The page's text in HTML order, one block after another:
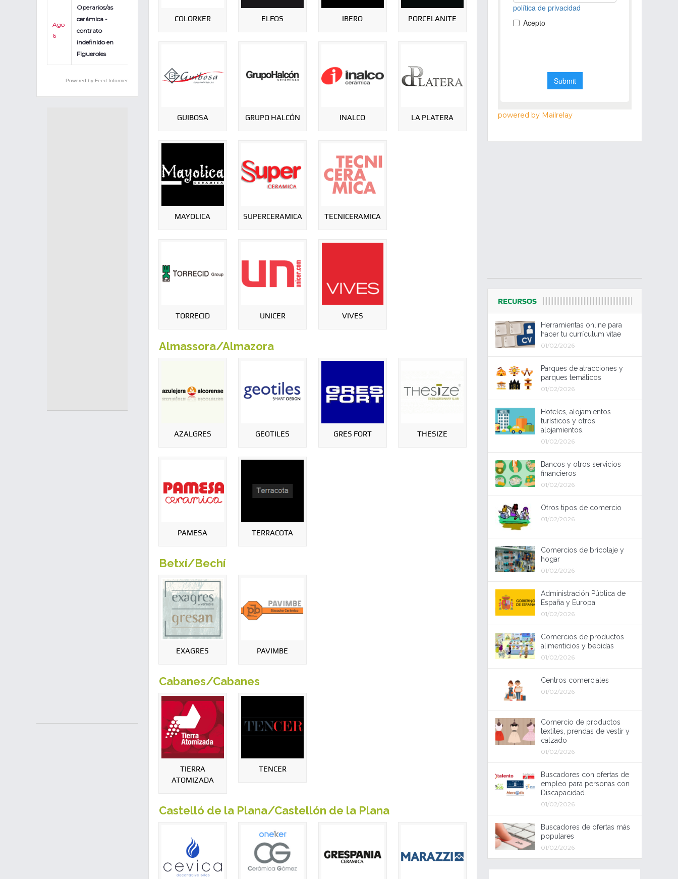
COLORKER ELFOS IBERO PORCELANITE
GUIBOSA GRUPO HALCÓN INALCO LA PLATERA
MAYOLICA SUPERCERAMICA TECNICERAMICA
TORRECID UNICER VIVES
Almassora/Almazora
AZALGRES GEOTILES GRES FORT THESIZE
PAMESA TERRACOTA
Betxí/Bechí
EXAGRES PAVIMBE
Cabanes/Cabanes
TIERRA
ATOMIZADA
TENCER
Castelló de la Plana/Castellón de la Plana
Ago
6
Operarios/as
cerámica -
contrato
indefinido en
Figueroles
Powered by Feed Informer
powered by Mailrelay
RECURSOS
Herramientas online para
hacer tu currículum vítae
01/02/2026
Parques de atracciones y
parques temáticos
01/02/2026
Hoteles, alojamientos
turísticos y otros
alojamientos.
01/02/2026
Bancos y otros servicios
financieros
01/02/2026
Otros tipos de comercio
01/02/2026
Comercios de bricolaje y
hogar
01/02/2026
Administración Pública de
España y Europa
01/02/2026
Comercios de productos
alimenticios y bebidas
01/02/2026
Centros comerciales
01/02/2026
Comercio de productos
textiles, prendas de vestir y
calzado
01/02/2026
Buscadores con ofertas de
empleo para personas con
Discapacidad.
01/02/2026
Buscadores de ofertas más
populares
01/02/2026